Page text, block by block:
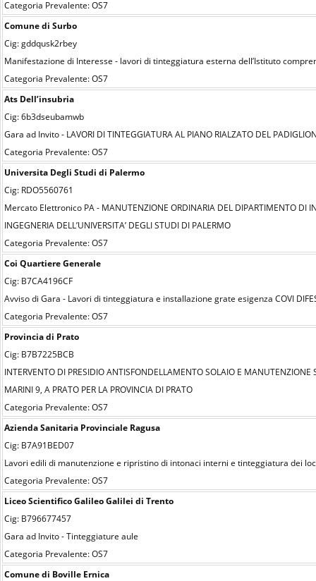
Categoria Prevalente: OS7
Comune di Surbo
Cig: gddqusk2rbey
Manifestazione di Interesse - lavori di tinteggiatura esterna dell’Istituto
Categoria Prevalente: OS7
Ats Dell’insubria
Cig: 6b3dseubamwb
Gara ad Invito - LAVORI DI TINTEGGIATURA AL PIANO RIALZATO DEL
Categoria Prevalente: OS7
Universita Degli Studi di Palermo
Cig: RDO5560761
Mercato Elettronico PA - MANUTENZIONE ORDINARIA DEL DIPARTIMENTO DI
INGEGNERIA DELL’UNIVERSITA’ DEGLI STUDI DI PALERMO
Categoria Prevalente: OS7
Coi Quartiere Generale
Cig: B7CA4196CF
Avviso di Gara - Lavori di tinteggiatura e installazione grate esigenza COVI
Categoria Prevalente: OS7
Provincia di Prato
Cig: B7B7225BCB
INTERVENTO DI PRESIDIO ANTISFONDELLAMENTO SOLAIO E MANUTENZIONE
MARINI 9, A PRATO PER LA PROVINCIA DI PRATO
Categoria Prevalente: OS7
Azienda Sanitaria Provinciale Ragusa
Cig: B7A91BED07
Lavori edili di manutenzione e ripristino di intonaci interni e tinteggiatura dei
Categoria Prevalente: OS7
Liceo Scientifico Galileo Galilei di Trento
Cig: B796677457
Gara ad Invito - Tinteggiature aule
Categoria Prevalente: OS7
Comune di Boville Ernica